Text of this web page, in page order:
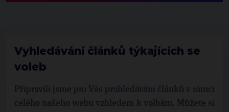
Vyhledávání článků týkajících se
voleb
Připravili jsme pro Vás prohledávání článků v rámci
celého našeho webu vzhledem k volbám. Můžete si